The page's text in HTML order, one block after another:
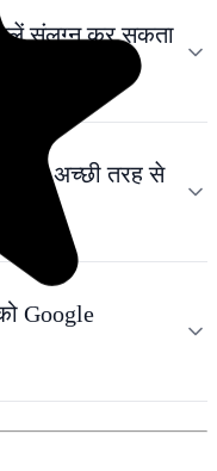
संलग्न कर सकता
में अच्छी तरह से
Google